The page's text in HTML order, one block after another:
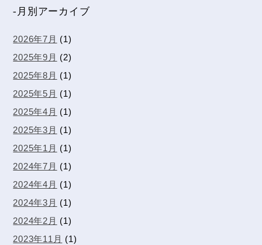
-月別アーカイブ
2026年7月 (1)
2025年9月 (2)
2025年8月 (1)
2025年5月 (1)
2025年4月 (1)
2025年3月 (1)
2025年1月 (1)
2024年7月 (1)
2024年4月 (1)
2024年3月 (1)
2024年2月 (1)
2023年11月 (1)